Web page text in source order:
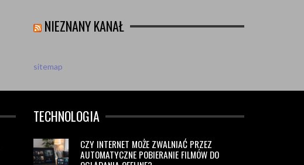
NIEZNANY KANAŁ
sitemap
TECHNOLOGIA
CZY INTERNET MOŻE ZWALNIAĆ PRZEZ
AUTOMATYCZNE POBIERANIE FILMÓW DO